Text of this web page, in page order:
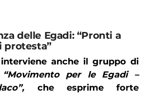
delle Egadi: “Pronti a
protesta”
anche il gruppo di
“Movimento per le Egadi –
che esprime forte